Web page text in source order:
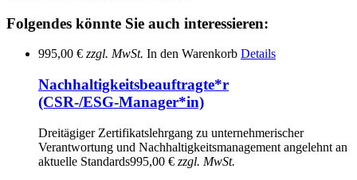
Folgendes könnte Sie auch interessieren:
995,00 € zzgl. MwSt. In den Warenkorb Details
Nachhaltigkeitsbeauftragte*r
(CSR-/ESG-Manager*in)
Dreitägiger Zertifikatslehrgang zu unternehmerischer
Verantwortung und Nachhaltigkeitsmanagement angelehnt an
aktuelle Standards995,00 € zzgl. MwSt.